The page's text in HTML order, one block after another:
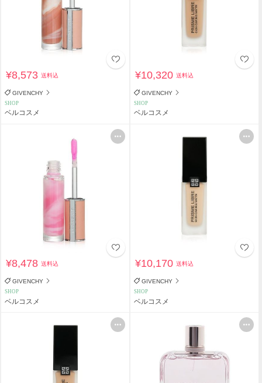
¥8,573送料込
GIVENCHY
SHOP
ベルコスメ
¥10,320送料込
GIVENCHY
SHOP
ベルコスメ
¥8,478送料込
GIVENCHY
SHOP
ベルコスメ
¥10,170送料込
GIVENCHY
SHOP
ベルコスメ